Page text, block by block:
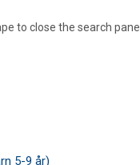
to close the search panel.
5-9 år)